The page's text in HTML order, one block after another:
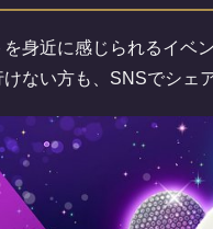
身近に感じられるイベ
ない方も、SNSでシェ